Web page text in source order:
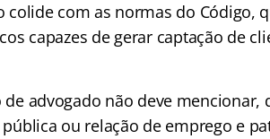
colide com as normas do Código,
capazes de gerar captação de
de advogado não deve
ou relação de emprego e